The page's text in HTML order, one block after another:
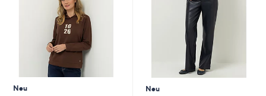
Neu
Neu